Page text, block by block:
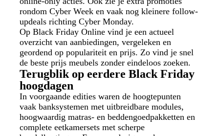
rondom Cyber Week en vaak nog kleinere follow-
updeals richting Cyber Monday.
Op Black Friday Online vind je een actueel
overzicht van aanbiedingen, vergeleken en
geordend op populariteit en prijs. Zo vind je snel
de beste prijs meubels zonder eindeloos zoeken.
Terugblik op eerdere Black Friday
hoogdagen
In voorgaande edities waren de hoogtepunten
vaak banksystemen met uitbreidbare modules,
hoogwaardig matras- en beddengoedpakketten en
complete eetkamersets met scherpe